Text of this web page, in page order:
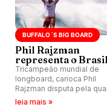
BUFFALO´S BIG BOARD
Phil Rajzman
representa o Brasil
Tricampeão mundial de
longboard, carioca Phil
Rajzman disputa pela
vez evento reverenciados
leia mais »